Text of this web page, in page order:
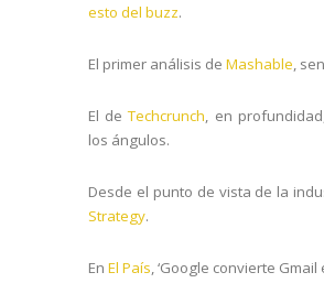
esto del buzz.
El primer análisis de Mashable,
El deTechcrunch, en
los ángulos.
Desde el punto de vista de la
Strategy.
En El País, ‘Google convierte Gmail